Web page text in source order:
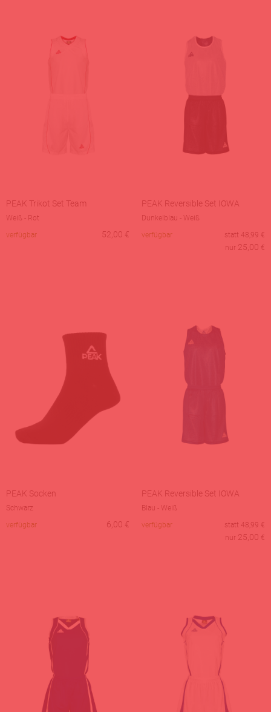
PEAK Trikot Set Team
Weiß - Rot
verfügbar
52,00 €
PEAK Reversible Set IOWA
Dunkelblau - Weiß
verfügbar
statt 48,99 €
nur 25,00 €
PEAK Socken
Schwarz
verfügbar
6,00 €
PEAK Reversible Set IOWA
Blau - Weiß
verfügbar
statt 48,99 €
nur 25,00 €